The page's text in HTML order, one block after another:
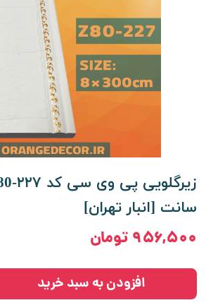
سانت [انبار تهران]
۹۵۶,۵۰۰ تومان
افزودن به سبد خرید